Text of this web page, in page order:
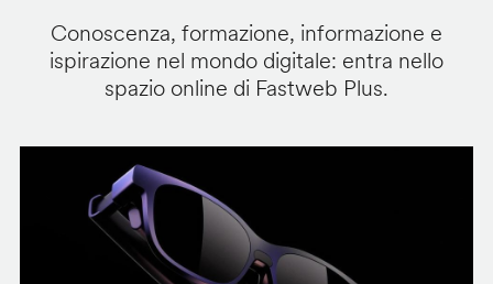
Conoscenza, formazione, informazione e
ispirazione nel mondo digitale: entra nello
spazio online di Fastweb Plus.